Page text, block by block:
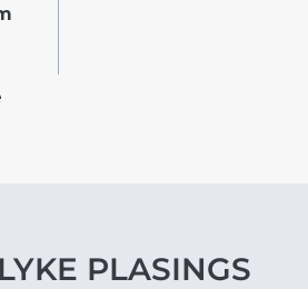
PLASINGS